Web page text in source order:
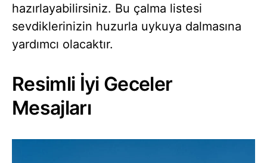
hazırlayabilirsiniz. Bu çalma listesi
sevdiklerinizin huzurla uykuya dalmasına
yardımcı olacaktır.
Resimli İyi Geceler
Mesajları